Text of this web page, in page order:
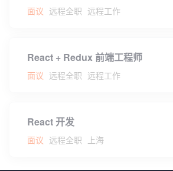
面议 远程全职 远程工作
React + Redux 前端工程师
面议 远程全职 远程工作
React 开发
面议 远程全职 上海